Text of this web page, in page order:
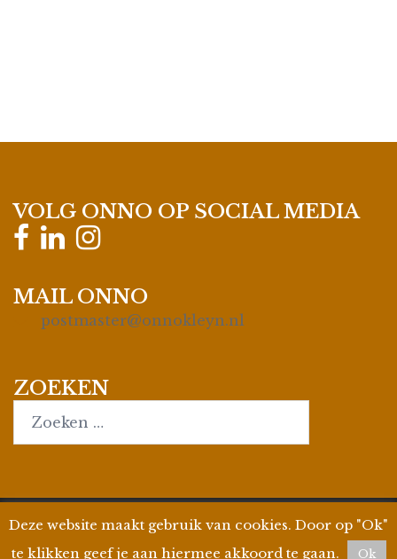
VOLG ONNO OP SOCIAL MEDIA
MAIL ONNO
postmaster@onnokleyn.nl
ZOEKEN
Search…
© 2026Onno Kleyn| Site byWPman4U|
Privacyverklaring| KvK 35019695 | BTW ID
Deze website maakt gebruik van cookies. Door op "Ok"
te klikken geef je aan hiermee akkoord te gaan.
Ok